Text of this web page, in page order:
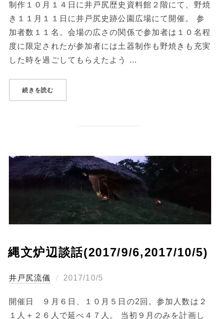
日:
制作１０月１４日に井戸尻歴史資料館２階にて、野焼
き１１月１１日に井戸尻史跡公園広場にて開催。 参
加者数１１名。会場の広さの関係で参加者は１０名程
度に限定されたが参加者には土器制作も野焼きも充実
した時を過ごしてもらえたよう …
続きを読む
縄文炉辺談話(2017/9/6,2017/10/5)
井戸尻流儀
投
日:
2017/10/5
開催日 ９月６日、１０月５日の2回。参加人数は２
１人＋２６人で延べ４７人。 当初９月のみを計画し